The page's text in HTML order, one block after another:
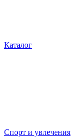
Каталог
Спорт и увлечения